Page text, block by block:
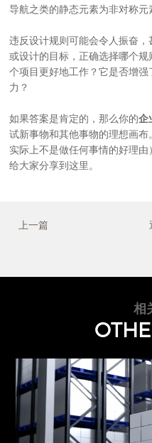
导航之类的静态元素为非对称元
违反设计规则可能会令人振奋
或设计的目标，正确选择哪个
个项目更好地工作？它是否增
力？
如果答案是肯定的，那么你的企
试新事物和其他事物的理想画
实际上不是做任何事情的好理由
给大家分享到这里。
上一篇
相